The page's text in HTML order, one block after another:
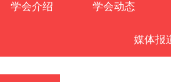
学会介绍 学会动态
媒体报